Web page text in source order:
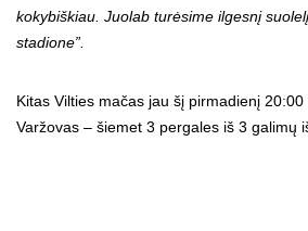
kokybiškiau. Juolab turėsime ilgesnį
stadione”.
Kitas Vilties mačas jau šį pirmadienį 20:00
Varžovas – šiemet 3 pergales iš 3 galimų